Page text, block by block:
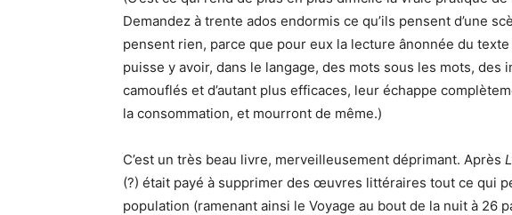
Demandez à trente ados endormis ce qu’ils pensent d’une
pensent rien, parce que pour eux la lecture ânonnée du texte
puisse y avoir, dans le langage, des mots sous les mots, des
camouflés et d’autant plus efficaces, leur échappe
la consommation, et mourront de même.)
C’est un très beau livre, merveilleusement déprimant. Après
(?) était payé à supprimer des œuvres littéraires tout ce qui
population (ramenant ainsi le Voyage au bout de la nuit à 26